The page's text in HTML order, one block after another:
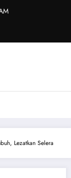
Lezatkan Selera